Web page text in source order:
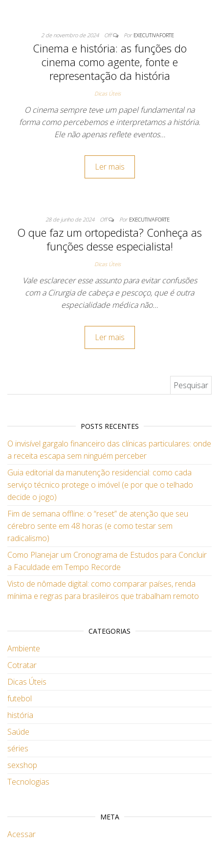
2 de novembro de 2024 Off Por EXECUTIVAFORTE
Cinema e história: as funções do
cinema como agente, fonte e
representação da história
Dicas Úteis
O cinema sempre teve um papel fundamental na
forma como percebemos e interpretamos a história.
Ele não apenas reflete eventos…
Ler mais
28 de junho de 2024 Off Por EXECUTIVAFORTE
O que faz um ortopedista? Conheça as
funções desse especialista!
Dicas Úteis
Vale esclarecer esse assunto para evitar confusões
com a Cirurgia de cabeça e pescoço, que é outra
especialidade médica não…
Ler mais
POSTS RECENTES
O invisível gargalo financeiro das clínicas particulares: onde
a receita escapa sem ninguém perceber
Guia editorial da manutenção residencial: como cada
serviço técnico protege o imóvel (e por que o telhado
decide o jogo)
Fim de semana offline: o “reset” de atenção que seu
cérebro sente em 48 horas (e como testar sem
radicalismo)
Como Planejar um Cronograma de Estudos para Concluir
a Faculdade em Tempo Recorde
Visto de nômade digital: como comparar países, renda
mínima e regras para brasileiros que trabalham remoto
CATEGORIAS
Ambiente
Cotratar
Dicas Úteis
futebol
história
Saúde
séries
sexshop
Tecnologias
META
Acessar